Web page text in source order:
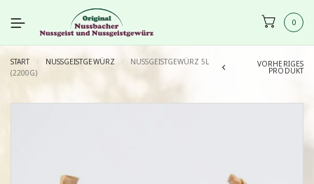
0
START NUSSGEISTGEWÜRZ
NUSSGEISTGEWÜRZ 5L
(2200G)
VORHERIGES
PRODUKT